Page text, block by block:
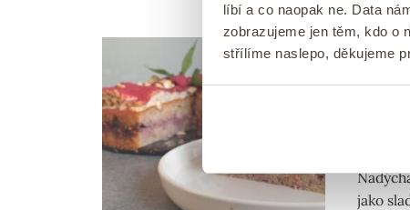
líbí a co naopak ne. Data
zobrazujeme jen těm, kdo o
střílíme naslepo, děkujeme
OVOCE
jako